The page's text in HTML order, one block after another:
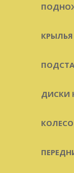
КРЫЛЬЯ
ДИСКИ
КОЛЕСО